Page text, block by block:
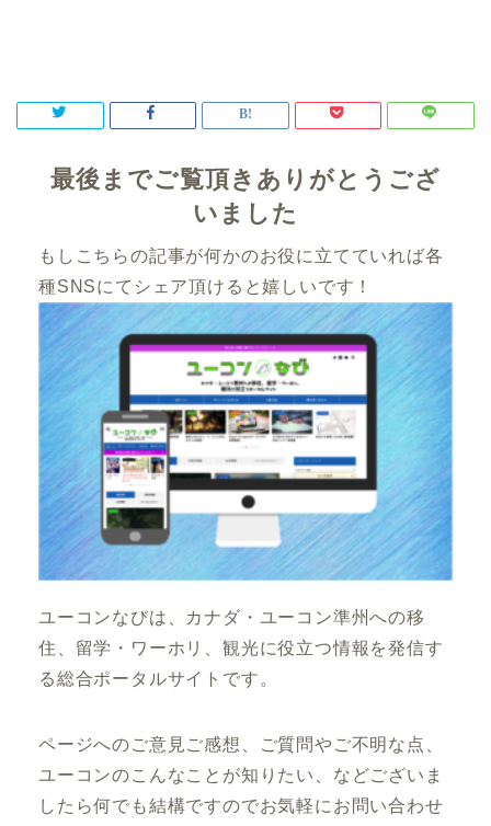
最後までご覧頂きありがとうござ
いました
もしこちらの記事が何かのお役に立てていれば各
種SNSにてシェア頂けると嬉しいです！
ユーコンなびは、カナダ・ユーコン準州への移
住、留学・ワーホリ、観光に役立つ情報を発信す
る総合ポータルサイトです。
ページへのご意見ご感想、ご質問やご不明な点、
ユーコンのこんなことが知りたい、などございま
したら何でも結構ですのでお気軽にお問い合わせ